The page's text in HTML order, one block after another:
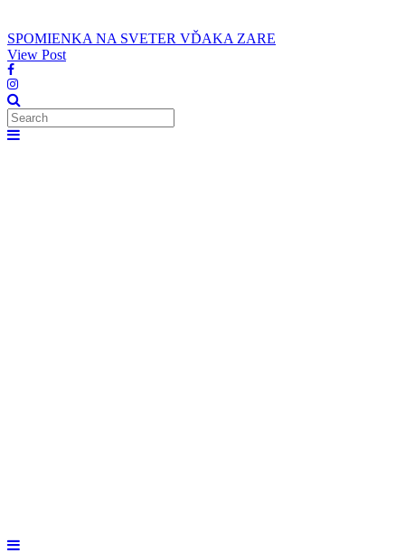
SPOMIENKA NA SVETER VĎAKA ZARE
View Post